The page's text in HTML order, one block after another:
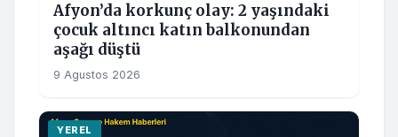
Afyon’da korkunç olay: 2 yaşındaki
çocuk altıncı katın balkonundan
aşağı düştü
9 Agustos 2026
YEREL